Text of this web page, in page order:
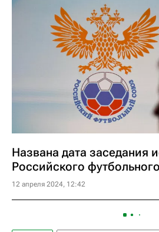
Названа дата заседания
Российского
12 апреля 2024, 12:42